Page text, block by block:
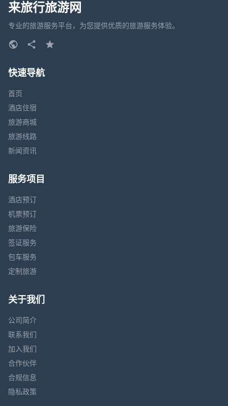
来旅行旅游网
专业的旅游服务平台，为您提供优质的旅游服务体验。
快速导航
首页
酒店住宿
旅游商城
旅游线路
新闻资讯
服务项目
酒店预订
机票预订
旅游保险
签证服务
包车服务
定制旅游
关于我们
公司简介
联系我们
加入我们
合作伙伴
合规信息
隐私政策